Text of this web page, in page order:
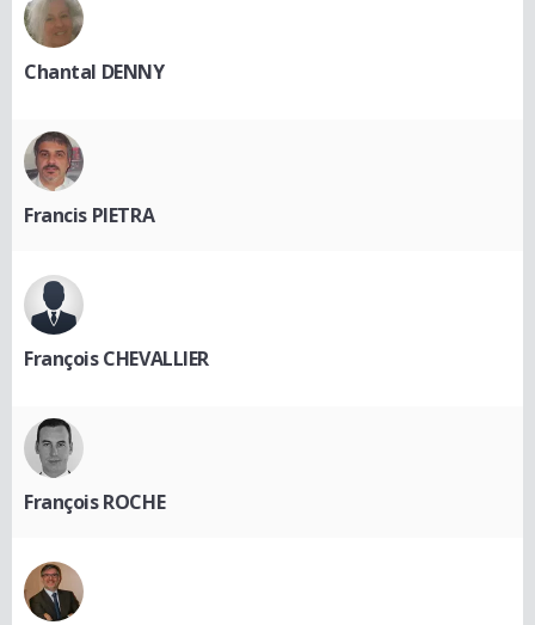
Chantal DENNY
Francis PIETRA
François CHEVALLIER
François ROCHE